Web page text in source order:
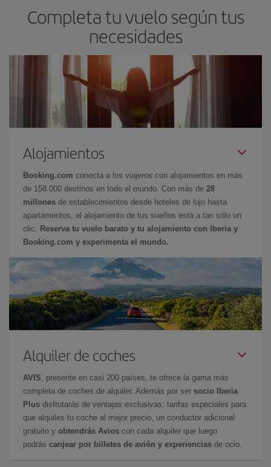
Completa tu vuelo según tus
necesidades
Alojamientos
Booking.com conecta a los viajeros con alojamientos en más
de 158.000 destinos en todo el mundo. Con más de 28
millones de establecimientos desde hoteles de lujo hasta
apartamentos, el alojamiento de tus sueños está a tan sólo un
clic. Reserva tu vuelo barato y tu alojamiento con Iberia y
Booking.com y experimenta el mundo.
Alquiler de coches
AVIS, presente en casi 200 países, te ofrece la gama más
completa de coches de alquiler. Además por ser socio Iberia
Plus disfrutarás de ventajas exclusivas: tarifas especiales para
que alquiles tu coche al mejor precio, un conductor adicional
gratuito y obtendrás Avios con cada alquiler que luego
podrás canjear por billetes de avión y experiencias de ocio.